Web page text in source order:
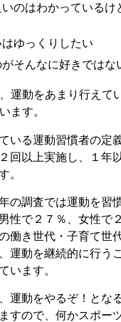
のはわかっているけ
ゆっくりしたい
そんなに好きではな
運動をあまり行えて
ます。
いる運動習慣者の定
回以上実施し、１年
。
の調査では運動を習
性で２７％、女性で
働き世代・子育て世
運動を継続的に行う
います。
運動をやるぞ！とな
すので、何かスポー